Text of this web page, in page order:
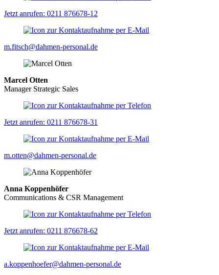
Jetzt anrufen: 0211 876678-12
m.fitsch@dahmen-personal.de
Marcel Otten
Manager Strategic Sales
Jetzt anrufen: 0211 876678-31
m.otten@dahmen-personal.de
Anna Koppenhöfer
Communications & CSR Management
Jetzt anrufen: 0211 876678-62
a.koppenhoefer@dahmen-personal.de